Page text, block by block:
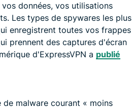
données, vos utilisations
Les types de spywares les plus
enregistrent toutes vos frappes
prennent des captures d'écran
d'ExpressVPN a publié
malware courant « moins